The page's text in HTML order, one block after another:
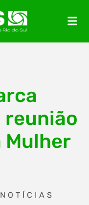
reunião
Mulher